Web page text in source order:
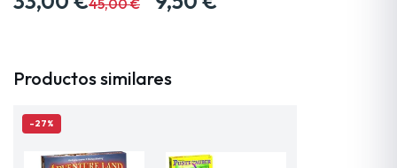
Productos similares
-27%